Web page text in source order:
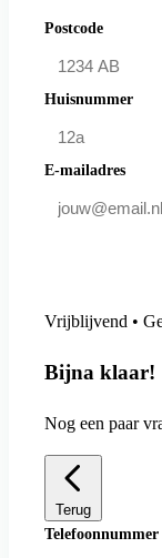
Postcode
Huisnummer
E-mailadres
Vrijblijvend •
Bijna klaar!
Nog een paar
Terug
Telefoonnummer